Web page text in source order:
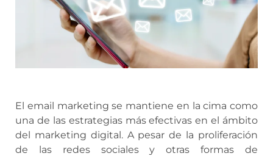
El email marketing se mantiene en la cima como
una de las estrategias más efectivas en el ámbito
del marketing digital. A pesar de la proliferación
de las redes sociales y otras formas de